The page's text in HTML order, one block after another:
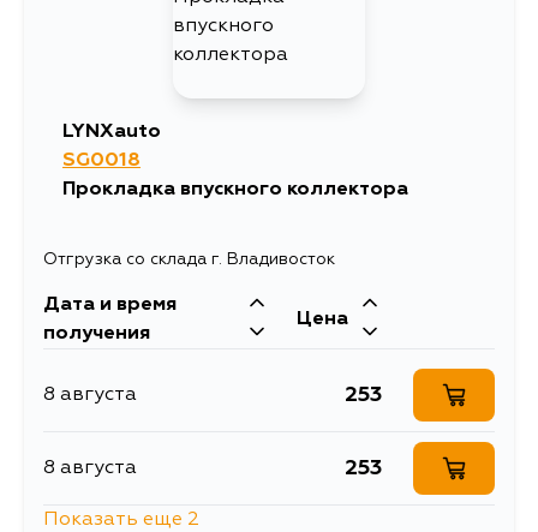
LYNXauto
SG0018
Прокладка впускного коллектора
Отгрузка со склада г. Владивосток
Дата и время
получения
Цена
8 августа 253
8 августа 253
Показать еще 2